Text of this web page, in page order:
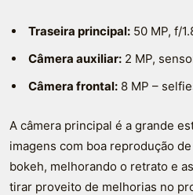
Traseira principal: 50 MP, f/
Câmera auxiliar: 2 MP,
Câmera frontal: 8 MP –
A câmera principal é a grande
imagens com boa reprodução
bokeh, melhorando o retrato e
tirar proveito de melhorias no